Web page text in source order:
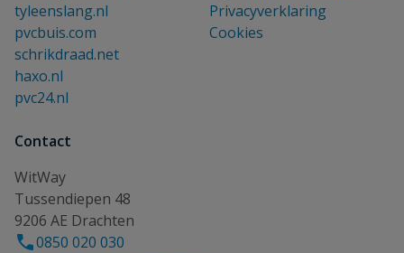
tyleenslang.nl
pvcbuis.com
schrikdraad.net
haxo.nl
pvc24.nl
Privacyverklaring
Cookies
Contact
WitWay
Tussendiepen 48
9206 AE Drachten
0850 020 030